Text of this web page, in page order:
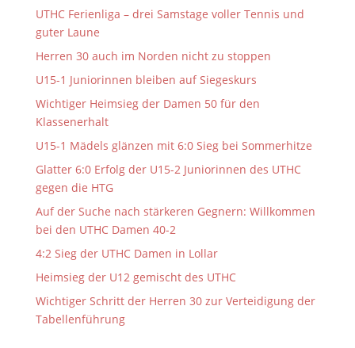
UTHC Ferienliga – drei Samstage voller Tennis und
guter Laune
Herren 30 auch im Norden nicht zu stoppen
U15-1 Juniorinnen bleiben auf Siegeskurs
Wichtiger Heimsieg der Damen 50 für den
Klassenerhalt
U15-1 Mädels glänzen mit 6:0 Sieg bei Sommerhitze
Glatter 6:0 Erfolg der U15-2 Juniorinnen des UTHC
gegen die HTG
Auf der Suche nach stärkeren Gegnern: Willkommen
bei den UTHC Damen 40-2
4:2 Sieg der UTHC Damen in Lollar
Heimsieg der U12 gemischt des UTHC
Wichtiger Schritt der Herren 30 zur Verteidigung der
Tabellenführung